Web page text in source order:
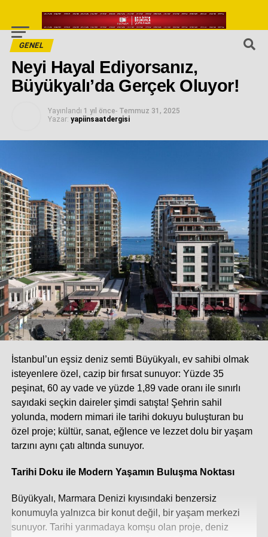
GENEL
Neyi Hayal Ediyorsanız,
Büyükyalı’da Gerçek Oluyor!
Yayınlandı 1 yıl önce- Temmuz 31, 2025
Yazar: yapiinsaatdergisi
İstanbul’un eşsiz deniz semti Büyükyalı, ev sahibi olmak
isteyenlere özel, cazip bir fırsat sunuyor: Yüzde 35
peşinat, 60 ay vade ve yüzde 1,89 vade oranı ile sınırlı
sayıdaki seçkin daireler şimdi satışta! Şehrin sahil
yolunda, modern mimari ile tarihi dokuyu buluşturan bu
özel proje; kültür, sanat, eğlence ve lezzet dolu bir yaşam
tarzını aynı çatı altında sunuyor.
Tarihi Doku ile Modern Yaşamın Buluşma Noktası
Büyükyalı, Marmara Denizi kıyısındaki benzersiz
konumuyla yalnızca bir konut değil, bir yaşam merkezi
sunuyor. Tarihi yarımadaya komşu olan proje, deniz